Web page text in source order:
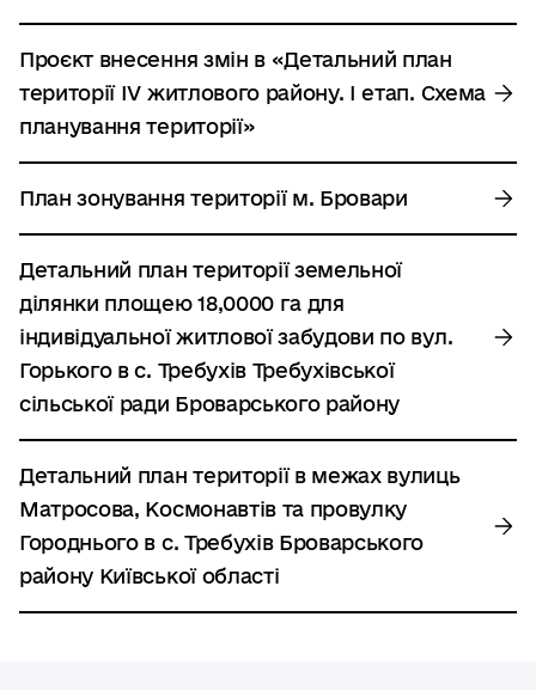
Проєкт внесення змін в «Детальний план
території IV житлового району. I етап. Схема
планування території»
План зонування території м. Бровари
Детальний план території земельної
ділянки площею 18,0000 га для
індивідуальної житлової забудови по вул.
Горького в с. Требухів Требухівської
сільської ради Броварського району
Детальний план території в межах вулиць
Матросова, Космонавтів та провулку
Городнього в с. Требухів Броварського
району Київської області